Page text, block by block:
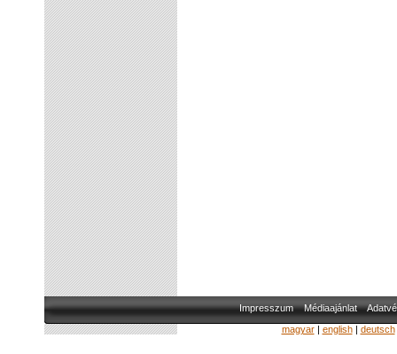
Impresszum Médiaajánlat
magyar| english| deutsch